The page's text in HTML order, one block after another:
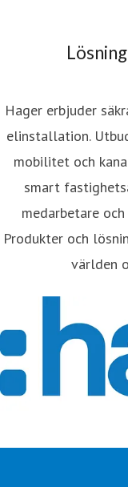
Hager erbjuder
elinstallation.
mobilitet och
smart
medarbetare
Produkter och
världen